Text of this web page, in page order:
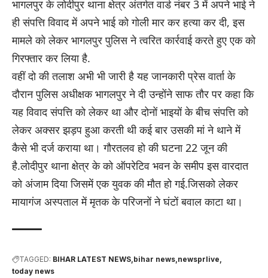
भागलपुर के लोदीपुर थाना क्षेत्र अंतर्गत वार्ड नंबर 3 में अपने भाई ने
ही संपत्ति विवाद में अपने भाई को गोली मार कर हत्या कर दी, इस
मामले को लेकर भागलपुर पुलिस ने त्वरित कार्रवाई करते हुए एक को
गिरफ्तार कर लिया है.
वहीं दो की तलाश अभी भी जारी है यह जानकारी प्रेस वार्ता के
दौरान पुलिस अधीक्षक भागलपुर ने दी उन्होंने साफ तौर पर कहा कि
यह विवाद संपत्ति को लेकर था और दोनों भाइयों के बीच संपत्ति को
लेकर अक्सर झड़प हुआ करती थी कई बार उसकी मां ने थाने में
कैसे भी दर्ज कराया था। गौरतलव हो की घटना 22 जून की
है.लोदीपुर थाना क्षेत्र के को ऑपरेटिव भवन के समीप इस वारदात
को अंजाम दिया जिसमें एक युवक की मौत हो गई.जिसको लेकर
मायागंज अस्पताल में मृतक के परिजनों ने घंटों बवाल काटा था।
TAGGED: BIHAR LATEST NEWS bihar news newsprlive
today news